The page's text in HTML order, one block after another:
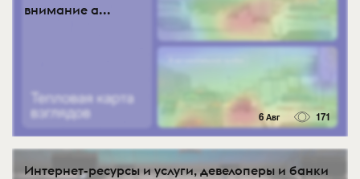
внимание а...
6 Авг 171
Интернет-ресурсы и услуги, девелоперы и банки